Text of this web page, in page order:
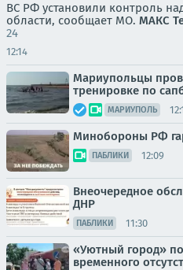
ВС РФ установили контроль
области, сообщает МО. МАКС
24
12:14
Мариупольцы
тренировке по
МАРИУПОЛЬ
Минобороны РФ
ПАБЛИКИ 12:09
Внеочередное
ДНР
ПАБЛИКИ 11:30
«Уютный город»
временного